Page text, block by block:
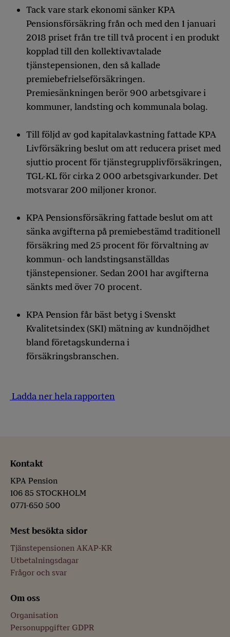
Tack vare stark ekonomi sänker KPA
Pensionsförsäkring från och med den 1 januari
2018 priset från tre till två procent i en produkt
kopplad till den kollektivavtalade
tjänstepensionen, den så kallade
premiebefrielseförsäkringen.
Premiesänkningen berör 900 arbetsgivare i
kommuner, landsting och kommunala bolag.
Till följd av god kapitalavkastning fattade KPA
Livförsäkring beslut om att reducera priset med
sjuttio procent för tjänstegrupplivförsäkringen,
TGL-KL för cirka 2 000 arbetsgivarkunder. Det
motsvarar 200 miljoner kronor.
KPA Pensionsförsäkring fattade beslut om att
sänka avgifterna på premiebestämd traditionell
försäkring med 25 procent för förvaltning av
kommun- och landstingsanställdas
tjänstepensioner. Sedan 2001 har avgifterna
sänkts med över 70 procent.
KPA Pension får bäst betyg i Svenskt
Kvalitetsindex (SKI) mätning av kundnöjdhet
bland företagskunderna i
försäkringsbranschen.
Ladda ner hela rapporten
Kontakt
KPA Pension
106 85 STOCKHOLM
0771-650 500
Mest besökta sidor
Tjänstepensionen AKAP-KR
Utbetalningsdagar
Frågor och svar
Om oss
Organisation
Personuppgifter GDPR